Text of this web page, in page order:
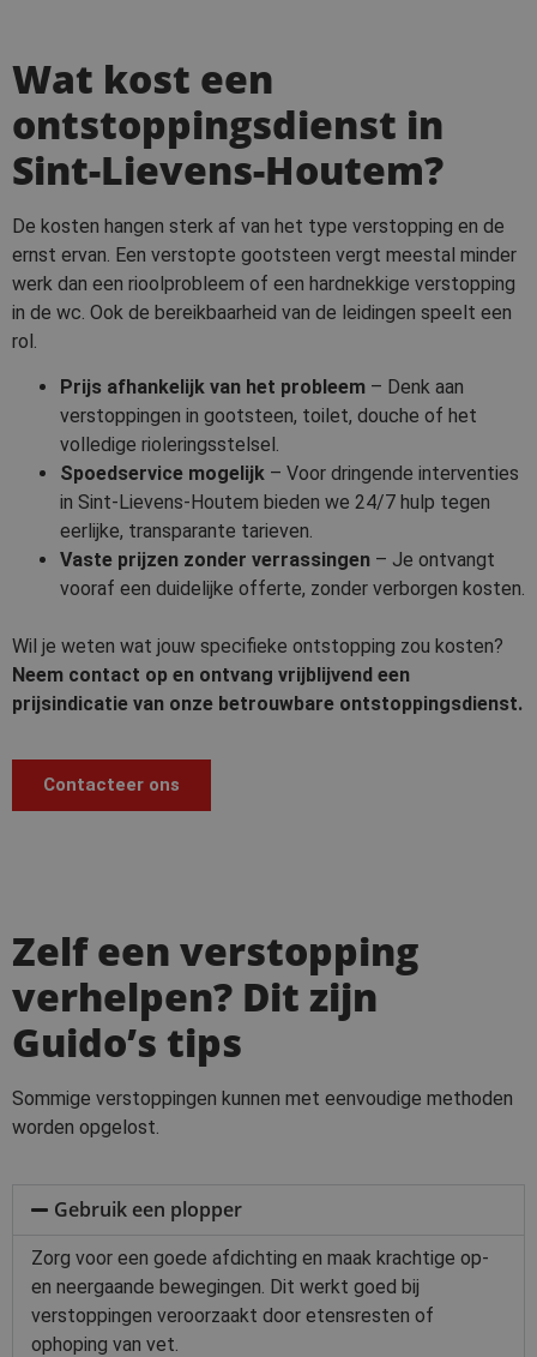
Wat kost een
ontstoppingsdienst in
Sint-Lievens-Houtem?
De kosten hangen sterk af van het type verstopping en de
ernst ervan. Een verstopte gootsteen vergt meestal minder
werk dan een rioolprobleem of een hardnekkige verstopping
in de wc. Ook de bereikbaarheid van de leidingen speelt een
rol.
Prijs afhankelijk van het probleem – Denk aan
verstoppingen in gootsteen, toilet, douche of het
volledige rioleringsstelsel.
Spoedservice mogelijk – Voor dringende interventies
in Sint-Lievens-Houtem bieden we 24/7 hulp tegen
eerlijke, transparante tarieven.
Vaste prijzen zonder verrassingen – Je ontvangt
vooraf een duidelijke offerte, zonder verborgen kosten.
Wil je weten wat jouw specifieke ontstopping zou kosten?
Neem contact op en ontvang vrijblijvend een
prijsindicatie van onze betrouwbare ontstoppingsdienst.
Contacteer ons
Zelf een verstopping
verhelpen? Dit zijn
Guido’s tips
Sommige verstoppingen kunnen met eenvoudige methoden
worden opgelost.
Gebruik een plopper
Zorg voor een goede afdichting en maak krachtige op-
en neergaande bewegingen. Dit werkt goed bij
verstoppingen veroorzaakt door etensresten of
ophoping van vet.